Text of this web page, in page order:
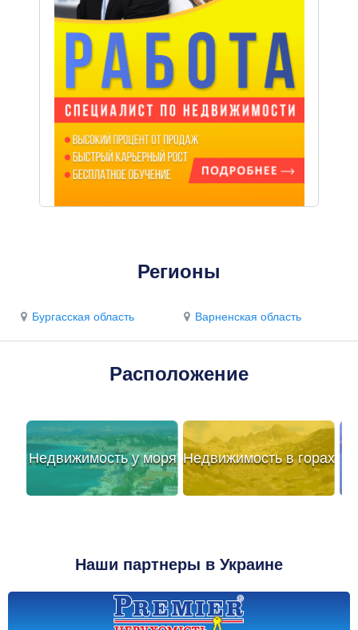
Регионы
Бургасская область Варненская область
Расположение
Недвижимость у моря Недвижимость в горах
Наши партнеры в Украине